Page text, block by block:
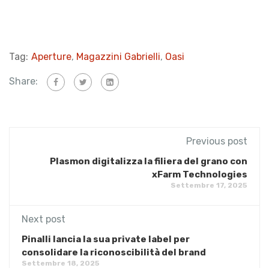
Tag: Aperture, Magazzini Gabrielli, Oasi
Share:
Previous post
Plasmon digitalizza la filiera del grano con
xFarm Technologies
Settembre 17, 2025
Next post
Pinalli lancia la sua private label per
consolidare la riconoscibilità del brand
Settembre 18, 2025